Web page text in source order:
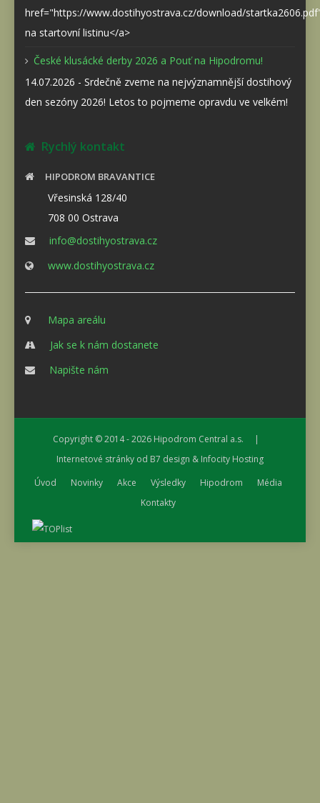
href="https://www.dostihyostrava.cz/download/
na startovní listinu</a>
České klusácké derby 2026 a Pouť na Hipodromu!
14.07.2026 - Srdečně zveme na nejvýznamnější dostihový
den sezóny 2026! Letos to pojmeme opravdu ve velkém!
Rychlý kontakt
HIPODROM BRAVANTICE
Vřesinská 128/40
708 00 Ostrava
info@dostihyostrava.cz
www.dostihyostrava.cz
Mapa areálu
Jak se k nám dostanete
Napište nám
Copyright © 2014 - 2026 Hipodrom Central a.s. |
Internetové stránky od B7 design & Infocity Hosting
Úvod
Novinky Akce Výsledky Hipodrom
Média
Kontakty